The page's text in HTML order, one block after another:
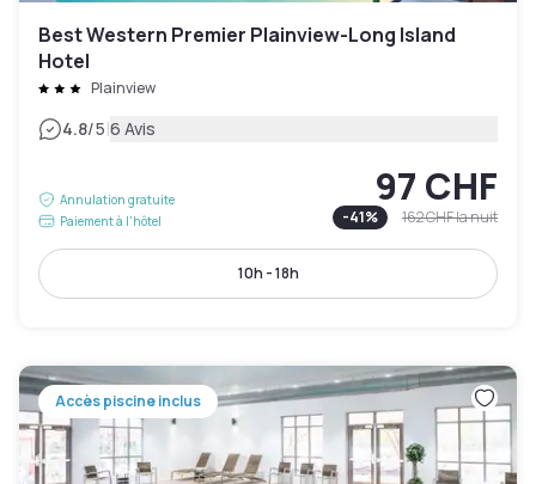
Best Western Premier Plainview-Long Island
Hotel
Plainview
4.8/5|6 Avis
Annulation gratuite
Paiement à l'hôtel
97 CHF
-41% 162 CHFla nuit
10h - 18h
Accès piscine inclus